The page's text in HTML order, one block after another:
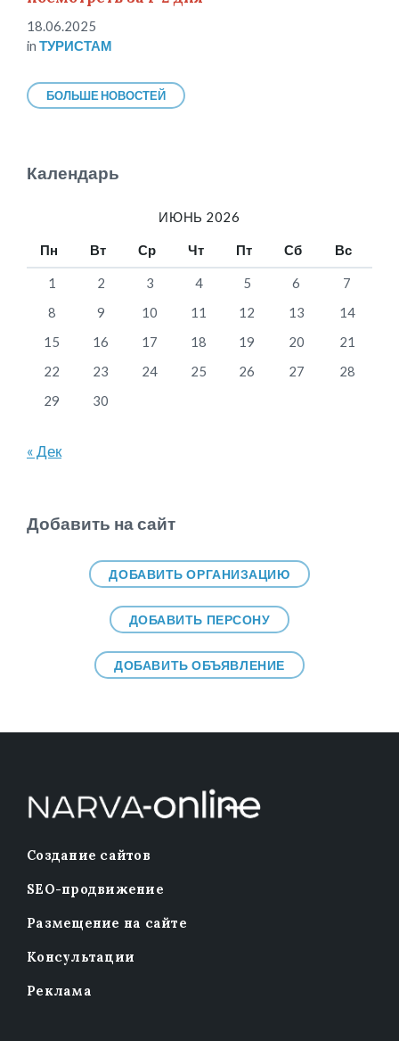
18.06.2025
in ТУРИСТАМ
БОЛЬШЕ НОВОСТЕЙ
Календарь
ИЮНЬ 2026
Пн Вт Ср Чт Пт Сб Вс
1 2 3 4 5 6
7
8
9 10 11 12 13
14
15
16 17 18 19 20
21
22
23 24 25 26 27
28
29
30
« Дек
Добавить на сайт
ДОБАВИТЬ ОРГАНИЗАЦИЮ
ДОБАВИТЬ ПЕРСОНУ
ДОБАВИТЬ ОБЪЯВЛЕНИЕ
Создание сайтов
SEO-продвижение
Размещение на сайте
Консультации
Реклама